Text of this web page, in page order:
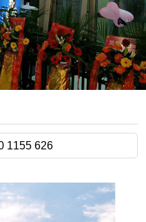
1155 626